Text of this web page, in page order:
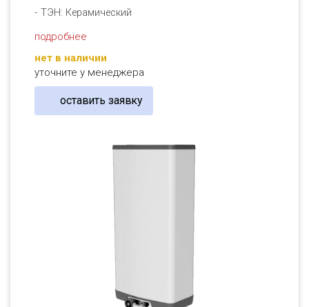
ТЭН: Керамический
подробнее
нет в наличии
уточните у менеджера
оставить заявку